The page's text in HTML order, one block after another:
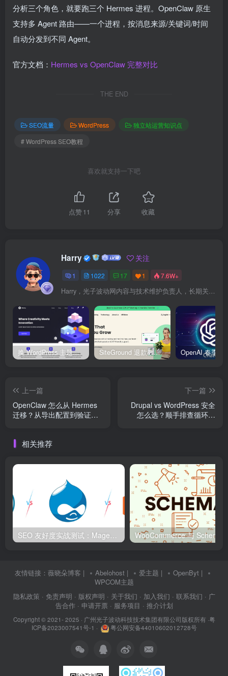
分析三个角色，就要跑三个 Hermes 进程。OpenClaw 原生
支持多 Agent 路由——一个进程，按消息来源/关键词/时间
自动分发到不同 Agent。
官方文档： Hermes vs OpenClaw 完整对比
THE END
SEO流量 WordPress
独立站运营知识点
# WordPress SEO教程
喜欢就支持一下吧
点赞11 分享 收藏
Harry 关注
1 1022 17 1 7.6W+
Harry，光子波动网内容与技术维护负责人，长期关注 WordPress、Elementor、WooCommerce、网站报错修复、性能优化、SEO 内容排期与结构化数据优化。擅长把复杂的网站故障拆成可执行的排查步骤，并持续维护 361sale.com 的 WordPress 实战教程知识库。
换 WordPress 主题前先看这份清单：Kadence、Blocksy Pro 与 WoodMart 的实操配置教程 SiteGround 退款教程：如何获取30天无理由退款服务
上一篇
OpenClaw 怎么从 Hermes
迁移？从导出配置到验证上
下一篇
Drupal vs WordPress 安全
怎么选？顺手排查循环跳
相关推荐
SEO 友好度实战测试：Magento、WordPress、Drupal 在核心 SEO 要素上的表现对比
友情链接： 薇晓朵博客 | Abelohost | 爱主题 | OpenByt |
WPCOM主题
隐私政策 · 免责声明 · 版权声明 · 关于我们 · 加入我们 · 联系我们 · 广
告合作 · 申请开票 · 服务项目 · 推介计划
Copyright © 2021- 2025 · 广州光子波动科技技术集团有限公司版权所有·粤
ICP备2023007541号-1 · 粤公网安备44010602012728号